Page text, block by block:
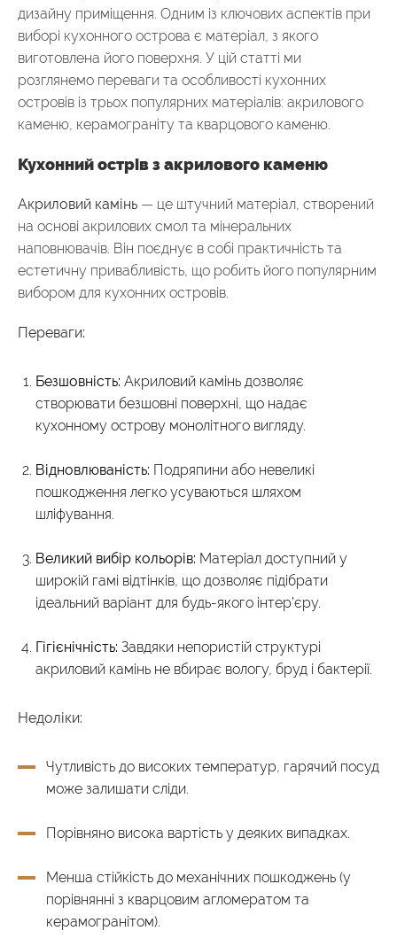
дизайну приміщення. Одним із ключових аспектів при
виборі кухонного острова є матеріал, з якого
виготовлена його поверхня. У цій статті ми
розглянемо переваги та особливості кухонних
островів із трьох популярних матеріалів: акрилового
каменю, керамограніту та кварцового каменю.
Кухонний острів з акрилового каменю
Акриловий камінь — це штучний матеріал, створений
на основі акрилових смол та мінеральних
наповнювачів. Він поєднує в собі практичність та
естетичну привабливість, що робить його популярним
вибором для кухонних островів.
Переваги:
Безшовність: Акриловий камінь дозволяє
створювати безшовні поверхні, що надає
кухонному острову монолітного вигляду.
Відновлюваність: Подряпини або невеликі
пошкодження легко усуваються шляхом
шліфування.
Великий вибір кольорів: Матеріал доступний у
широкій гамі відтінків, що дозволяє підібрати
ідеальний варіант для будь-якого інтер’єру.
Гігієнічність: Завдяки непористій структурі
акриловий камінь не вбирає вологу, бруд і бактерії.
Недоліки:
Чутливість до високих температур, гарячий посуд
може залишати сліди.
Порівняно висока вартість у деяких випадках.
Менша стійкість до механічних пошкоджень (у
порівнянні з кварцовим агломератом та
керамогранітом).